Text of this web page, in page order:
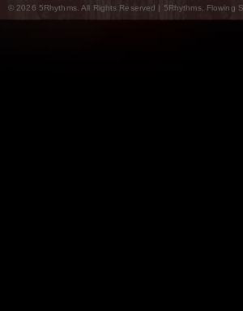
© 2026 5Rhythms. All Rights Reserved | 5Rhythms, Flowing